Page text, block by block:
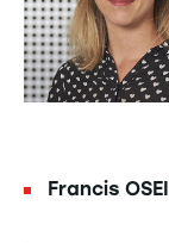
Francis